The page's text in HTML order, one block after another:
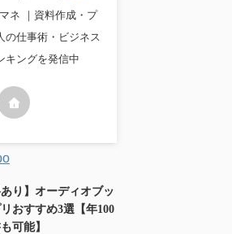
ネ ｜資料作成・プ
の仕事術・ビジネス
キングを発信中
あり】オーディオブッ
おすすめ3選【年100
可能】